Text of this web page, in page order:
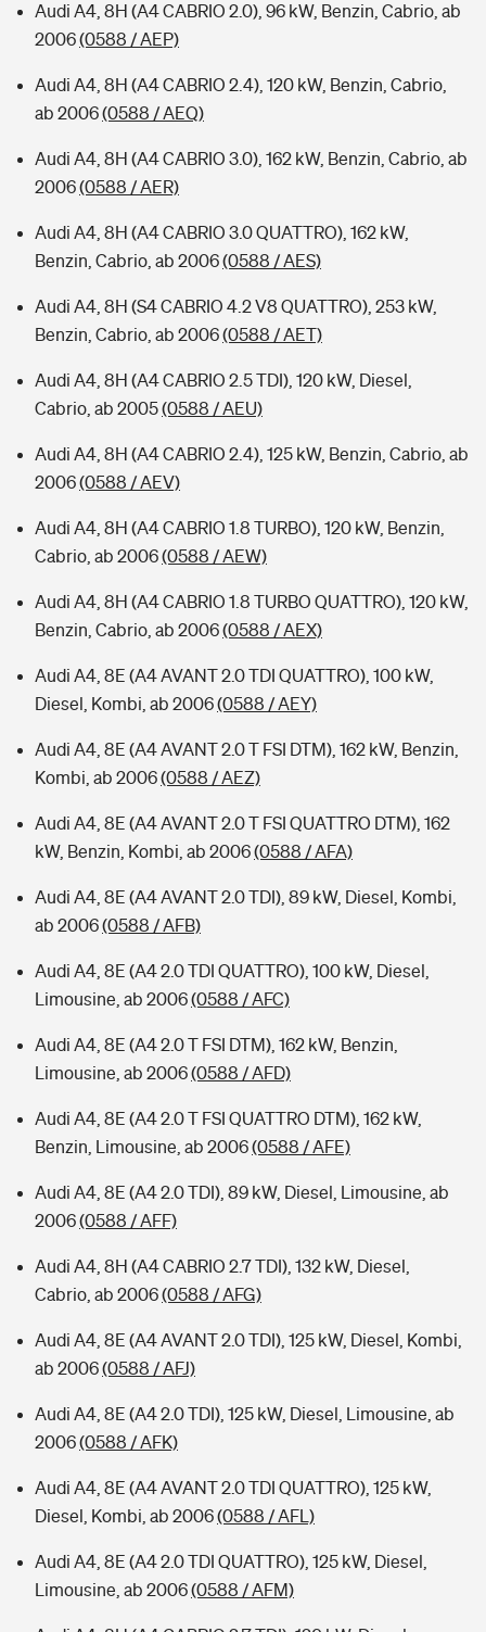
Audi A4, 8H (A4 CABRIO 2.0), 96 kW, Benzin, Cabrio, ab
2006(0588 / AEP)
Audi A4, 8H (A4 CABRIO 2.4), 120 kW, Benzin, Cabrio,
ab 2006(0588 / AEQ)
Audi A4, 8H (A4 CABRIO 3.0), 162 kW, Benzin, Cabrio, ab
2006(0588 / AER)
Audi A4, 8H (A4 CABRIO 3.0 QUATTRO), 162 kW,
Benzin, Cabrio, ab 2006(0588 / AES)
Audi A4, 8H (S4 CABRIO 4.2 V8 QUATTRO), 253 kW,
Benzin, Cabrio, ab 2006(0588 / AET)
Audi A4, 8H (A4 CABRIO 2.5 TDI), 120 kW, Diesel,
Cabrio, ab 2005(0588 / AEU)
Audi A4, 8H (A4 CABRIO 2.4), 125 kW, Benzin, Cabrio, ab
2006(0588 / AEV)
Audi A4, 8H (A4 CABRIO 1.8 TURBO), 120 kW, Benzin,
Cabrio, ab 2006(0588 / AEW)
Audi A4, 8H (A4 CABRIO 1.8 TURBO QUATTRO), 120 kW,
Benzin, Cabrio, ab 2006(0588 / AEX)
Audi A4, 8E (A4 AVANT 2.0 TDI QUATTRO), 100 kW,
Diesel, Kombi, ab 2006(0588 / AEY)
Audi A4, 8E (A4 AVANT 2.0 T FSI DTM), 162 kW, Benzin,
Kombi, ab 2006(0588 / AEZ)
Audi A4, 8E (A4 AVANT 2.0 T FSI QUATTRO DTM), 162
kW, Benzin, Kombi, ab 2006(0588 / AFA)
Audi A4, 8E (A4 AVANT 2.0 TDI), 89 kW, Diesel, Kombi,
ab 2006(0588 / AFB)
Audi A4, 8E (A4 2.0 TDI QUATTRO), 100 kW, Diesel,
Limousine, ab 2006(0588 / AFC)
Audi A4, 8E (A4 2.0 T FSI DTM), 162 kW, Benzin,
Limousine, ab 2006(0588 / AFD)
Audi A4, 8E (A4 2.0 T FSI QUATTRO DTM), 162 kW,
Benzin, Limousine, ab 2006(0588 / AFE)
Audi A4, 8E (A4 2.0 TDI), 89 kW, Diesel, Limousine, ab
2006(0588 / AFF)
Audi A4, 8H (A4 CABRIO 2.7 TDI), 132 kW, Diesel,
Cabrio, ab 2006(0588 / AFG)
Audi A4, 8E (A4 AVANT 2.0 TDI), 125 kW, Diesel, Kombi,
ab 2006(0588 / AFJ)
Audi A4, 8E (A4 2.0 TDI), 125 kW, Diesel, Limousine, ab
2006(0588 / AFK)
Audi A4, 8E (A4 AVANT 2.0 TDI QUATTRO), 125 kW,
Diesel, Kombi, ab 2006(0588 / AFL)
Audi A4, 8E (A4 2.0 TDI QUATTRO), 125 kW, Diesel,
Limousine, ab 2006(0588 / AFM)